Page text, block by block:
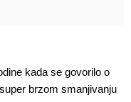
kada se govorilo o
brzom smanjivanju